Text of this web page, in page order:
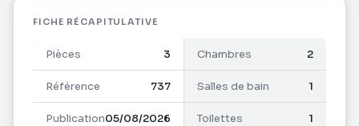
le propriétaire durant la location, et ses chambres
spacieuses pour passer de belles nuits. Chauffe-
eau solaire. Aucun stationnement privatif. Location
nue. Cette Pépite ATYPIQUE vous comblera de
BONHEUR !!!!!
FICHE RÉCAPITULATIVE
Pièces 3 Chambres 2
Référence 737 Salles de bain 1
Publication05/08/2026 Toilettes 1